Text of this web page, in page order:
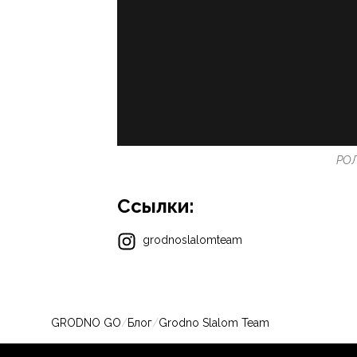
Ссылки:
grodnoslalomteam
GRODNO GO/Блог/Grodno Slalom Team